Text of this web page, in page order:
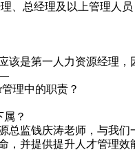
、总经理及以上管理人员
该是第一人力资源经理
理中的职责？
？
总监钱庆涛老师，与我
，并提供提升人才管理